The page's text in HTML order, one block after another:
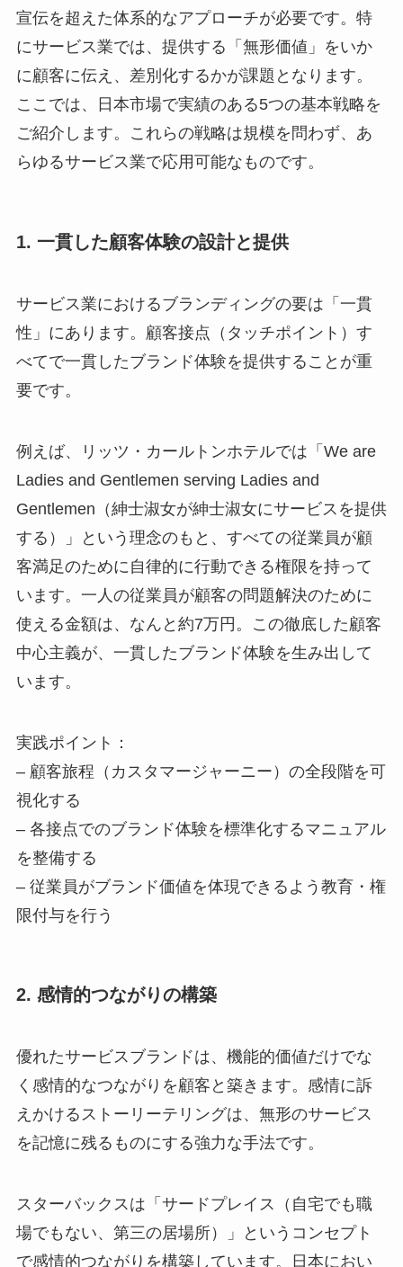
宣伝を超えた体系的なアプローチが必要です。特
にサービス業では、提供する「無形価値」をいか
に顧客に伝え、差別化するかが課題となります。
ここでは、日本市場で実績のある5つの基本戦略を
ご紹介します。これらの戦略は規模を問わず、あ
らゆるサービス業で応用可能なものです。
1. 一貫した顧客体験の設計と提供
サービス業におけるブランディングの要は「一貫
性」にあります。顧客接点（タッチポイント）す
べてで一貫したブランド体験を提供することが重
要です。
例えば、リッツ・カールトンホテルでは「We are
Ladies and Gentlemen serving Ladies and
Gentlemen（紳士淑女が紳士淑女にサービスを提供
する）」という理念のもと、すべての従業員が顧
客満足のために自律的に行動できる権限を持って
います。一人の従業員が顧客の問題解決のために
使える金額は、なんと約7万円。この徹底した顧客
中心主義が、一貫したブランド体験を生み出して
います。
実践ポイント：
– 顧客旅程（カスタマージャーニー）の全段階を可
視化する
– 各接点でのブランド体験を標準化するマニュアル
を整備する
– 従業員がブランド価値を体現できるよう教育・権
限付与を行う
2. 感情的つながりの構築
優れたサービスブランドは、機能的価値だけでな
く感情的なつながりを顧客と築きます。感情に訴
えかけるストーリーテリングは、無形のサービス
を記憶に残るものにする強力な手法です。
スターバックスは「サードプレイス（自宅でも職
場でもない、第三の居場所）」というコンセプト
で感情的つながりを構築しています。日本におい